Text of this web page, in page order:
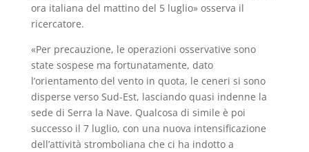
ora italiana del mattino del 5 luglio» osserva il
ricercatore.
«Per precauzione, le operazioni osservative sono
state sospese ma fortunatamente, dato
l’orientamento del vento in quota, le ceneri si sono
disperse verso Sud-Est, lasciando quasi indenne la
sede di Serra la Nave. Qualcosa di simile è poi
successo il 7 luglio, con una nuova intensificazione
dell’attività stromboliana che ci ha indotto a